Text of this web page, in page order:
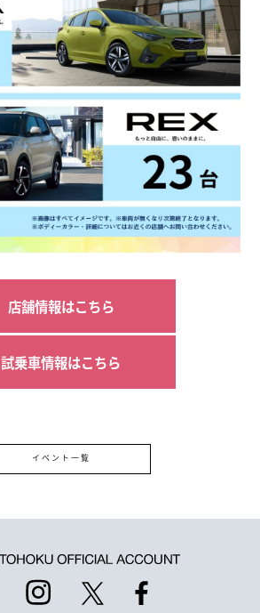
店舗情報はこちら
試乗車情報はこちら
イベント一覧